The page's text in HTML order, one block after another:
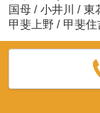
国母 / 小井川 / 東
甲斐上野 / 甲斐住